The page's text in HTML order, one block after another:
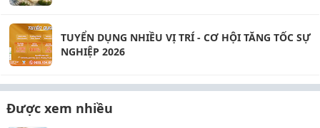
TUYỂN DỤNG NHIỀU VỊ TRÍ - CƠ HỘI TĂNG TỐC SỰ
NGHIỆP 2026
Được xem nhiều